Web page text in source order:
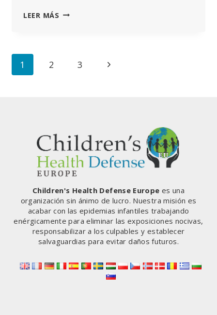
LEER MÁS «UNA
HABLA
CONTRA
EL
VPH
DE
MERCK
Navegación
1 2 3
Siguiente
Children's Health Defense Europe es una
organización sin ánimo de lucro. Nuestra misión es
acabar con las epidemias infantiles trabajando
enérgicamente para eliminar las exposiciones nocivas,
responsabilizar a los culpables y establecer
salvaguardias para evitar daños futuros.